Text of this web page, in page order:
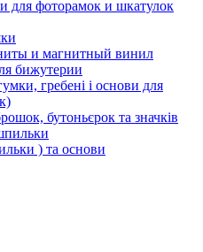
для фоторамок и шкатулок
и магнитный винил
бижутерии
гребені і основи для
бутоньєрок та значків
) та основи